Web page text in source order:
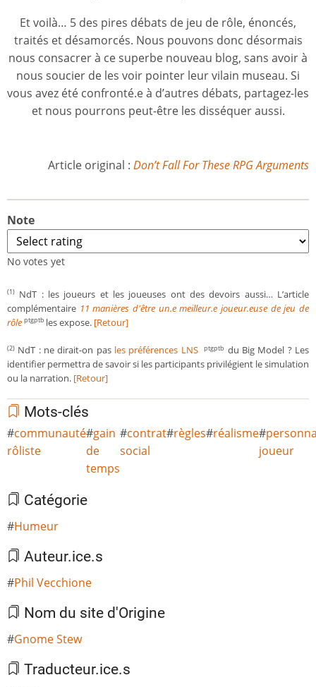
Et voilà… 5 des pires débats de jeu de rôle, énoncés,
traités et désamorcés. Nous pouvons donc désormais
nous consacrer à ce superbe nouveau blog, sans avoir à
nous soucier de les voir pointer leur vilain museau. Si
vous avez été confronté.e à d’autres débats, partagez-les
et nous pourrons peut-être les disséquer aussi.
Article original : Don’t Fall For These RPG Arguments
Note
No votes yet
(1) NdT : les joueurs et les joueuses ont des devoirs aussi… L’article
complémentaire 11 manières d'être un.e meilleur.e joueur.euse de jeu de
rôle ptgptb les expose. [Retour]
(2) NdT : ne dirait-on pas les préférences LNS ptgptb du Big Model ? Les
identifier permettra de savoir si les participants privilégient le simulation
ou la narration. [Retour]
Mots-clés
communauté
rôliste
gain
de
temps
contrat
social
règles réalisme
joueur
Catégorie
Humeur
Auteur.ice.s
Phil Vecchione
Nom du site d'Origine
Gnome Stew
Traducteur.ice.s